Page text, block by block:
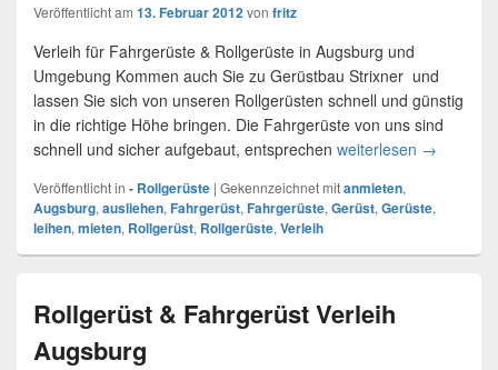
Veröffentlicht am 13. Februar 2012von fritz
Verleih für Fahrgerüste & Rollgerüste in Augsburg und
Umgebung Kommen auch Sie zu Gerüstbau Strixner und
lassen Sie sich von unseren Rollgerüsten schnell und günstig
in die richtige Höhe bringen. Die Fahrgerüste von uns sind
schnell und sicher aufgebaut, entsprechen weiterlesen →
Veröffentlicht in - Rollgerüste | Gekennzeichnet mitanmieten,
Augsburg, ausliehen, Fahrgerüst, Fahrgerüste, Gerüst, Gerüste,
leihen, mieten, Rollgerüst, Rollgerüste, Verleih
Rollgerüst & Fahrgerüst Verleih
Augsburg